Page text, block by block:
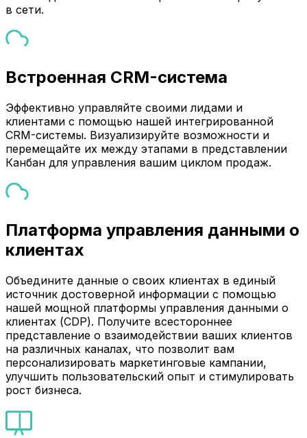
в сети.
Встроенная CRM-система
Эффективно управляйте своими лидами и
клиентами с помощью нашей интегрированной
CRM-системы. Визуализируйте возможности и
перемещайте их между этапами в представлении
Канбан для управления вашим циклом продаж.
Платформа управления данными о
клиентах
Объедините данные о своих клиентах в единый
источник достоверной информации с помощью
нашей мощной платформы управления данными о
клиентах (CDP). Получите всестороннее
представление о взаимодействии ваших клиентов
на различных каналах, что позволит вам
персонализировать маркетинговые кампании,
улучшить пользовательский опыт и стимулировать
рост бизнеса.